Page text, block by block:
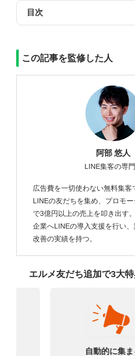
目次
この記事を監修した人
阿部 悠人
LINE集客の専
広告費を一切使わない無料集客
LINEの友だちを集め、プロモ
で3億円以上の売上を叩き出す
企業へLINEの導入支援を行い
改善の実績を持つ。
エルメ友だち追加で3大
自動的に集